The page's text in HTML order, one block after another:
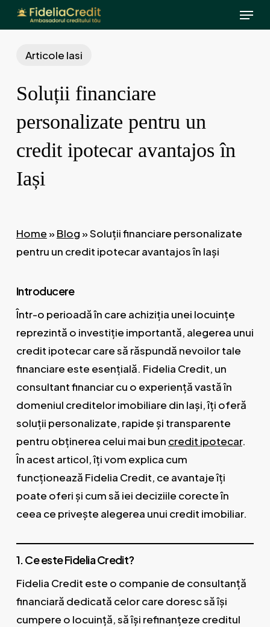
Skip
to
content
Menu
Articole Iasi
Soluții financiare
personalizate pentru un
credit ipotecar avantajos în
Iași
Home» Blog»Soluții financiare personalizate
pentru un credit ipotecar avantajos în Iași
Introducere
Într-o perioadă în care achiziția unei locuințe
reprezintă o investiție importantă, alegerea unui
credit ipotecar care să răspundă nevoilor tale
financiare este esențială. Fidelia Credit, un
consultant financiar cu o experiență vastă în
domeniul creditelor imobiliare din Iași, îți oferă
soluții personalizate, rapide și transparente
pentru obținerea celui mai bun credit ipotecar.
În acest articol, îți vom explica cum
funcționează Fidelia Credit, ce avantaje îți
poate oferi și cum să iei deciziile corecte în
ceea ce privește alegerea unui credit imobiliar.
1. Ce este Fidelia Credit?
Fidelia Credit este o companie de consultanță
financiară dedicată celor care doresc să își
cumpere o locuință, să își refinanțeze creditul